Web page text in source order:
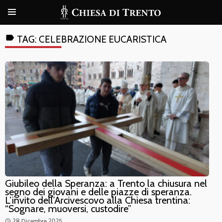
label TAG: CELEBRAZIONE EUCARISTICA
Giubileo della Speranza: a Trento la chiusura nel
segno dei giovani e delle piazze di speranza.
L’invito dell’Arcivescovo alla Chiesa trentina:
“Sognare, muoversi, custodire”